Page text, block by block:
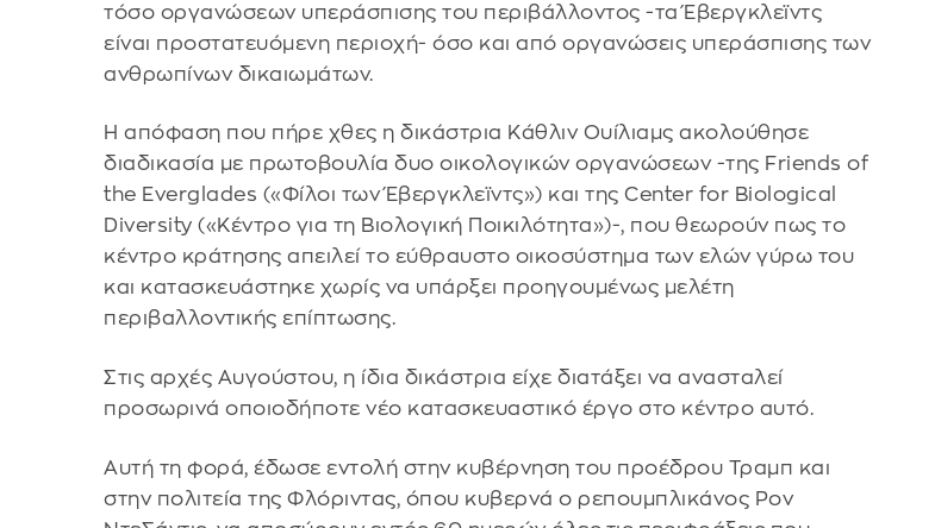
τόσο οργανώσεων υπεράσπισης του περιβάλλοντος -τα Έβεργκλεϊντς
είναι προστατευόμενη περιοχή- όσο και από οργανώσεις υπεράσπισης των
ανθρωπίνων δικαιωμάτων.
Η απόφαση που πήρε χθες η δικάστρια Κάθλιν Ουίλιαμς ακολούθησε
διαδικασία με πρωτοβουλία δυο οικολογικών οργανώσεων -της Friends of
the Everglades («Φίλοι των Έβεργκλεϊντς») και της Center for Biological
Diversity («Κέντρο για τη Βιολογική Ποικιλότητα»)-, που θεωρούν πως το
κέντρο κράτησης απειλεί το εύθραυστο οικοσύστημα των ελών γύρω του
και κατασκευάστηκε χωρίς να υπάρξει προηγουμένως μελέτη
περιβαλλοντικής επίπτωσης.
Στις αρχές Αυγούστου, η ίδια δικάστρια είχε διατάξει να ανασταλεί
προσωρινά οποιοδήποτε νέο κατασκευαστικό έργο στο κέντρο αυτό.
Αυτή τη φορά, έδωσε εντολή στην κυβέρνηση του προέδρου Τραμπ και
στην πολιτεία της Φλόριντας, όπου κυβερνά ο ρεπουμπλικάνος Ρον